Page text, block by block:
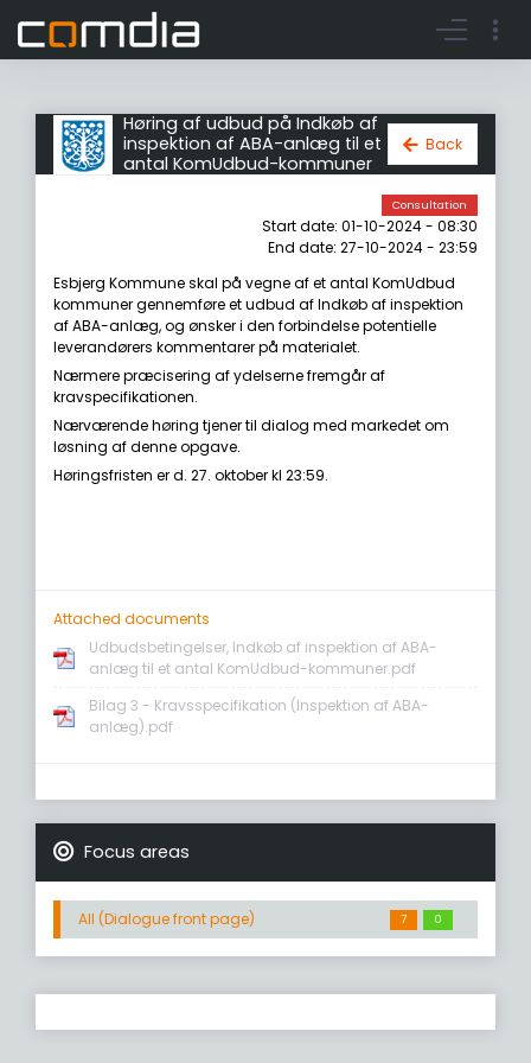
Go to login Register account
Høring af udbud på Indkøb af
inspektion af ABA-anlæg til et
antal KomUdbud-kommuner
Back
Consultation
Start date: 01-10-2024 - 08:30
End date: 27-10-2024 - 23:59
Esbjerg Kommune skal på vegne af et antal KomUdbud
kommuner gennemføre et udbud af Indkøb af inspektion
af ABA-anlæg, og ønsker i den forbindelse potentielle
leverandørers kommentarer på materialet.
Nærmere præcisering af ydelserne fremgår af
kravspecifikationen.
Nærværende høring tjener til dialog med markedet om
løsning af denne opgave.
Høringsfristen er d. 27. oktober kl 23:59.
Attached documents
Udbudsbetingelser, Indkøb af inspektion af ABA-
anlæg til et antal KomUdbud-kommuner.pdf
Bilag 3 - Kravsspecifikation (Inspektion af ABA-
anlæg).pdf
Focus areas
All (Dialogue front page) 7 0